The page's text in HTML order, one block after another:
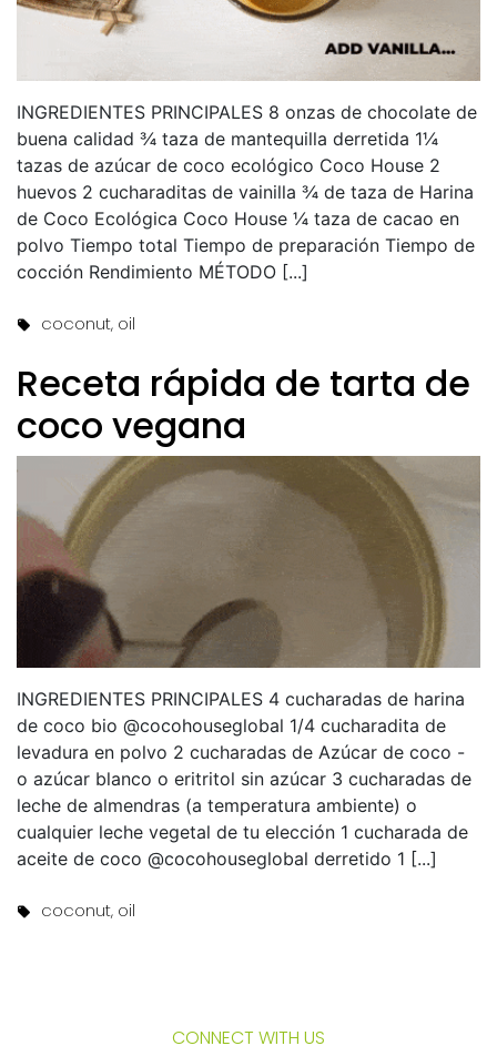
INGREDIENTES PRINCIPALES 8 onzas de chocolate de
buena calidad ¾ taza de mantequilla derretida 1¼
tazas de azúcar de coco ecológico Coco House 2
huevos 2 cucharaditas de vainilla ¾ de taza de Harina
de Coco Ecológica Coco House ¼ taza de cacao en
polvo Tiempo total Tiempo de preparación Tiempo de
cocción Rendimiento MÉTODO [...]
Tags:
coconut, oil
Receta rápida de tarta de
coco vegana
INGREDIENTES PRINCIPALES 4 cucharadas de harina
de coco bio @cocohouseglobal 1/4 cucharadita de
levadura en polvo 2 cucharadas de Azúcar de coco -
o azúcar blanco o eritritol sin azúcar 3 cucharadas de
leche de almendras (a temperatura ambiente) o
cualquier leche vegetal de tu elección 1 cucharada de
aceite de coco @cocohouseglobal derretido 1 [...]
Tags:
coconut, oil
CONNECT WITH US